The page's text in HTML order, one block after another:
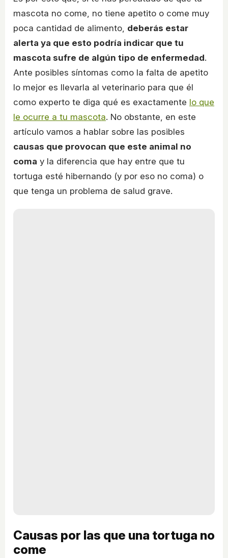
mascota no come, no tiene apetito o come muy
poca cantidad de alimento, deberás estar
alerta ya que esto podría indicar que tu
mascota sufre de algún tipo de enfermedad.
Ante posibles síntomas como la falta de apetito
lo mejor es llevarla al veterinario para que él
como experto te diga qué es exactamente lo que
le ocurre a tu mascota. No obstante, en este
artículo vamos a hablar sobre las posibles
causas que provocan que este animal no
coma y la diferencia que hay entre que tu
tortuga esté hibernando (y por eso no coma) o
que tenga un problema de salud grave.
Causas por las que una tortuga no
come